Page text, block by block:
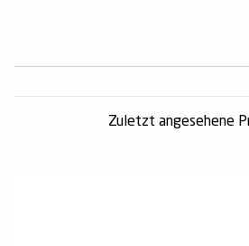
Zuletzt angesehene